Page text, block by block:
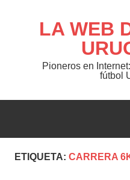
contenidoLA WEB
Pioneros en
fútbol
ETIQUETA: CARRERA